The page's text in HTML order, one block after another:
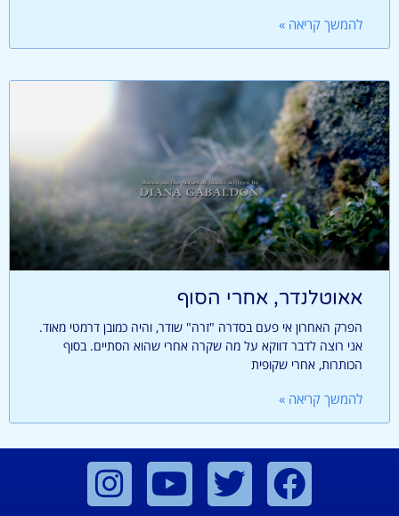
להמשך קריאה »
אאוטלנדר, אחרי הסוף
הפרק האחרון אי פעם בסדרה "זרה" שודר, והיה כמובן דרמטי מאוד.
אני רוצה לדבר דווקא על מה שקרה אחרי שהוא הסתיים. בסוף
הכותרות, אחרי שקופית
להמשך קריאה »